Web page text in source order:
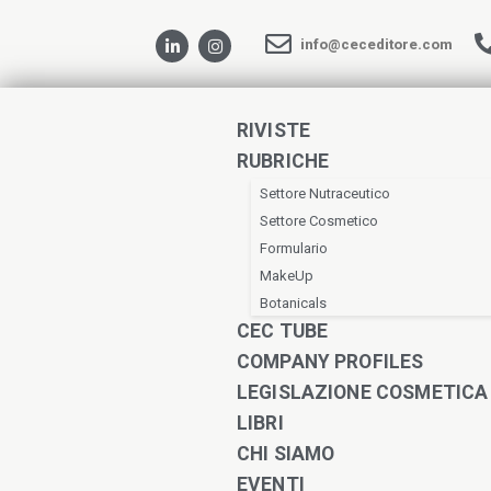
info@ceceditore.com
RIVISTE
RUBRICHE
Settore Nutraceutico
Settore Cosmetico
Formulario
MakeUp
Botanicals
CEC TUBE
COMPANY PROFILES
LEGISLAZIONE COSMETICA
LIBRI
CHI SIAMO
EVENTI